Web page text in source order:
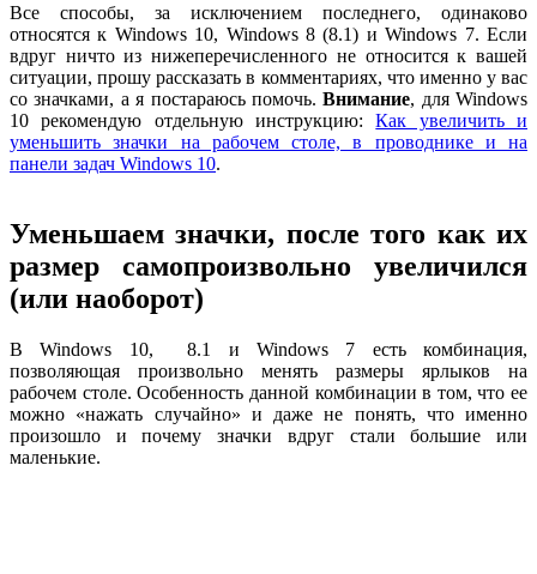
Все способы, за исключением последнего, одинаково
относятся к Windows 10, Windows 8 (8.1) и Windows 7. Если
вдруг ничто из нижеперечисленного не относится к вашей
ситуации, прошу рассказать в комментариях, что именно у вас
со значками, а я постараюсь помочь.Внимание, для Windows
10 рекомендую отдельную инструкцию:Как увеличить и
уменьшить значки на рабочем столе, в проводнике и на
панели задач Windows 10.
Уменьшаем значки, после того как их
размер самопроизвольно увеличился
(или наоборот)
В Windows 10, 8.1 и Windows 7 есть комбинация,
позволяющая произвольно менять размеры ярлыков на
рабочем столе. Особенность данной комбинации в том, что ее
можно «нажать случайно» и даже не понять, что именно
произошло и почему значки вдруг стали большие или
маленькие.